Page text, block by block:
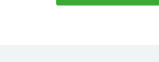
Účinky léčby světlem zasahují